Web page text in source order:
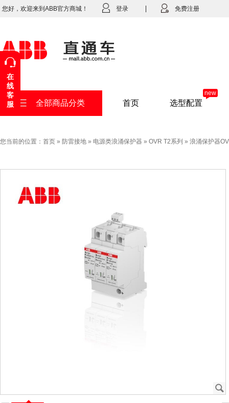
您好，欢迎来到ABB官方商城！ 登录 免费注册
全部商品分类 首页 选型配置
new
您当前的位置： 首页 » 防雷接地 » 电源类浪涌保护器 » OVR T2系列 » 浪涌保护器
J
在
线
客
服